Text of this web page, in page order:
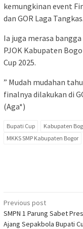
kemungkinan event
dan GOR Laga Tangkas.
Ia juga merasa
PJOK Kabupaten
Cup 2025.
” Mudah mudahan
finalnya dilakukan di
(Aga*)
Bupati Cup Kabupaten
MKKS SMP Kabupaten Bogor
Post
navigation
Previous post
SMPN 1 Parung Sabet
Ajang Sepakbola Bupati